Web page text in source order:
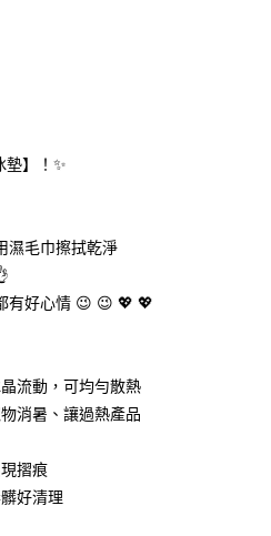
方式。 讓您購物簡單
至「AFTEE先享後
成結帳。
結，可透過四大超商
易完成。
有效，需透過AFTEE
聯繫「AFTEE先享後
享後付」服務完成之
墊】！✨
濕毛巾擦拭乾淨
有好心情 😉 😉 💖 💖
流動，可均勻散熱
消暑、讓過熱產品
摺痕
好清理